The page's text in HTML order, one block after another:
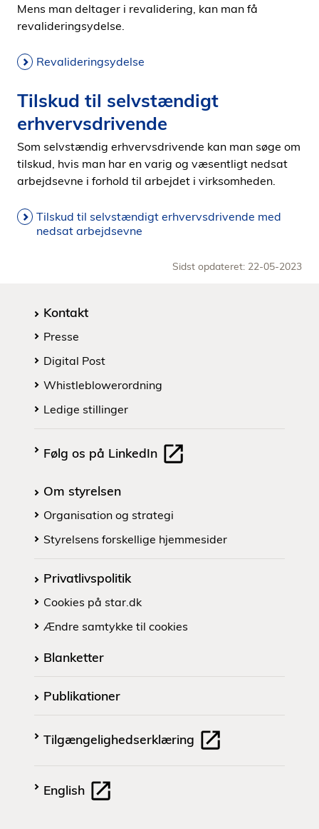
Mens man deltager i revalidering, kan man få
revalideringsydelse.
Revalideringsydelse
Tilskud til selvstændigt
erhvervsdrivende
Som selvstændig erhvervsdrivende kan man søge om
tilskud, hvis man har en varig og væsentligt nedsat
arbejdsevne i forhold til arbejdet i virksomheden.
Tilskud til selvstændigt erhvervsdrivende med
nedsat arbejdsevne
Sidst opdateret: 22-05-2023
Kontakt
Presse
Digital Post
Whistleblowerordning
Ledige stillinger
Følg os på LinkedIn
Om styrelsen
Organisation og strategi
Styrelsens forskellige hjemmesider
Privatlivspolitik
Cookies på star.dk
Ændre samtykke til cookies
Blanketter
Publikationer
Tilgængelighedserklæring
English